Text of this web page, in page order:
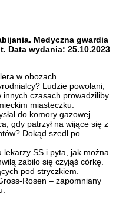
Medyczna gwardia
Data wydania: 25.10.2023
w obozach
Ludzie powołani,
czasach prowadziliby
miasteczku.
do komory gazowej
gdy patrzył na wijące się z
Dokąd szedł po
SS i pyta, jak można
zabiło się czyjąś córkę.
pod stryczkiem.
Rosen – zapomniany